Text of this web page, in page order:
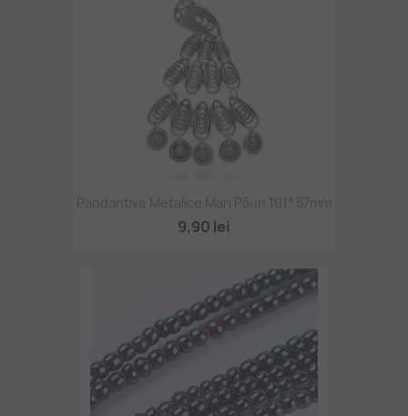
Pandantive Metalice Mari Păun 101* 57mm
9,90 lei